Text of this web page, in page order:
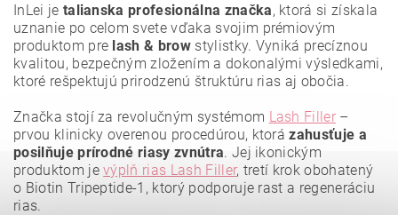
InLei je talianska profesionálna značka, ktorá si získala
uznanie po celom svete vďaka svojim prémiovým
produktom pre lash & brow stylistky. Vyniká precíznou
kvalitou, bezpečným zložením a dokonalými výsledkami,
ktoré rešpektujú prirodzenú štruktúru rias aj obočia.
Značka stojí za revolučným systémom Lash Filler –
prvou klinicky overenou procedúrou, ktorázahusťuje a
posilňuje prírodné riasy zvnútra. Jej ikonickým
produktom jevýplň rias Lash Filler, tretí krok obohatený
o Biotin Tripeptide-1, ktorý podporuje rast a regeneráciu
rias.